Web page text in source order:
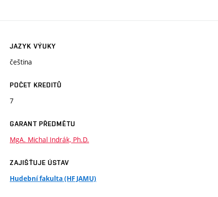
JAZYK VÝUKY
čeština
POČET KREDITŮ
7
GARANT PŘEDMĚTU
MgA. Michal Indrák, Ph.D.
ZAJIŠŤUJE ÚSTAV
Hudební fakulta (HF JAMU)